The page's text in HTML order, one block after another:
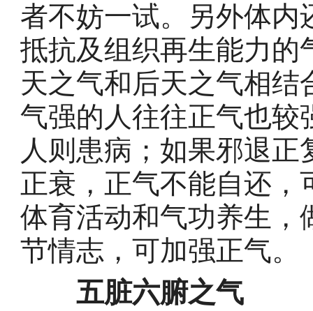
者不妨一试。另外体内
抵抗及组织再生能力的
天之气和后天之气相
气强的人往往正气也较
人则患病；如果邪退
正衰，正气不能自还，
体育活动和气功养生，
节情志，可加强正气。
五脏六腑之气